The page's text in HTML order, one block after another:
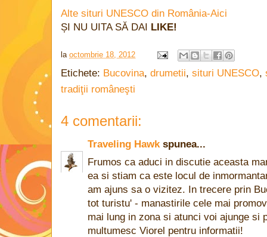
Alte situri UNESCO din România-Aici
ȘI NU UITA SĂ DAI LIKE!
la octombrie 18, 2012
Etichete: Bucovina, drumetii, situri UNESCO,
tradiţii româneşti
4 comentarii:
Traveling Hawkspunea...
Frumos ca aduci in discutie aceasta
ea si stiam ca este locul de
am ajuns sa o vizitez. In trecere prin
tot turistu' - manastirile cele mai
mai lung in zona si atunci voi ajunge si
multumesc Viorel pentru informatii!